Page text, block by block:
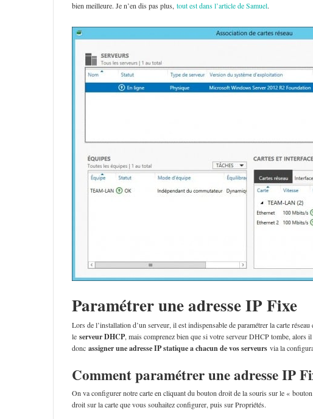
bien meilleure. Je n’en dis pas plus, tout est dans l’article de Samuel.
Paramétrer une adresse IP Fixe
Lors de l’installation d’un serveur, il est indispensable de paramétrer la carte
le serveur DHCP, mais comprenez bien que si votre serveur DHCP tombe, alors
donc assigner une adresse IP statique a chacun de vos serveurs via la
Comment paramétrer une adresse IP
On va configurer notre carte en cliquant du bouton droit de la souris sur le «
droit sur la carte que vous souhaitez configurer, puis sur Propriétés.